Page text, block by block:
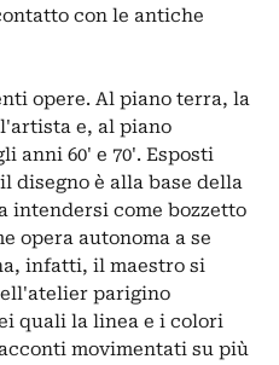
con le antiche
opere. Al piano terra, la
e, al piano
anni 60' e 70'. Esposti
disegno è alla base della
intendersi come bozzetto
opera autonoma a se
infatti, il maestro si
parigino
quali la linea e i colori
movimentati su più